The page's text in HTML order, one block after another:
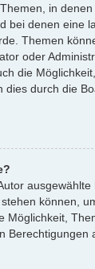
in
bei denen eine
Themen
oder
die
durch die
ausgewählte
können,
Möglichkeit,
Berechtigungen